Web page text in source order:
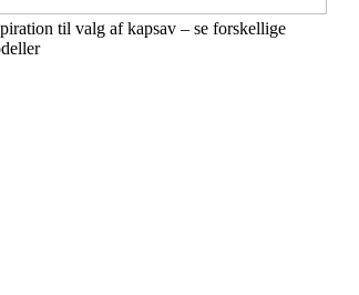
til valg af kapsav – se forskellige